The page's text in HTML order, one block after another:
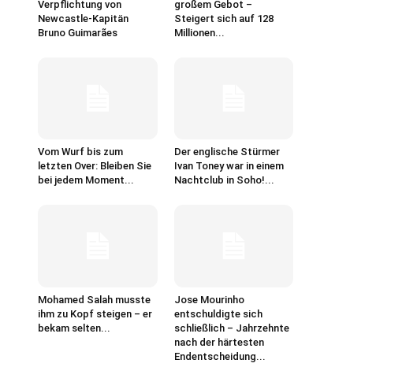
Verpflichtung von
Newcastle-Kapitän
Bruno Guimarães
großem Gebot –
Steigert sich auf 128
Millionen...
Vom Wurf bis zum
letzten Over: Bleiben Sie
bei jedem Moment...
Der englische Stürmer
Ivan Toney war in einem
Nachtclub in Soho!...
Mohamed Salah musste
ihm zu Kopf steigen – er
bekam selten...
Jose Mourinho
entschuldigte sich
schließlich – Jahrzehnte
nach der härtesten
Endentscheidung...